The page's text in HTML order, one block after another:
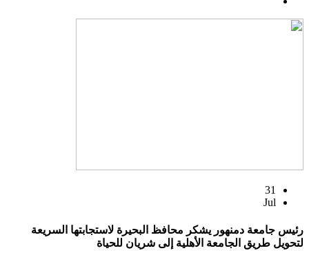
31
Jul
رئيس جامعة دمنهور يشكر محافظ البحيرة لاستجابتها السريعة
لتحويل طريق الجامعة الأهلية إلى شريان للحياة